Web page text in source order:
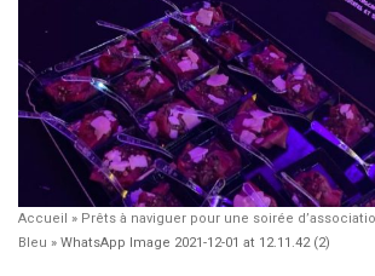
Accueil » Prêts à naviguer pour une soirée
Bleu » WhatsApp Image 2021-12-01 at 12.11.42 (2)